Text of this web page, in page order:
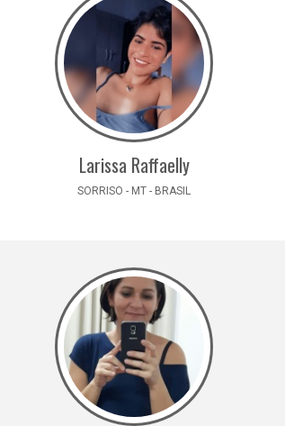
Larissa Raffaelly
SORRISO - MT - BRASIL